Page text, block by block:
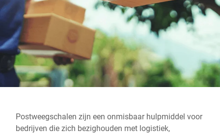
Wereldwijde website
Postweegschalen zijn een onmisbaar hulpmiddel voor
bedrijven die zich bezighouden met logistiek,